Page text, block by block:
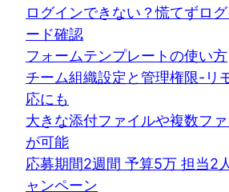
ログインできない？慌てずロ
ード確認
フォームテンプレートの使い方
チーム組織設定と管理権限-リ
応にも
大きな添付ファイルや複数フ
が可能
応募期間2週間 予算5万 担当2
ャンペーン